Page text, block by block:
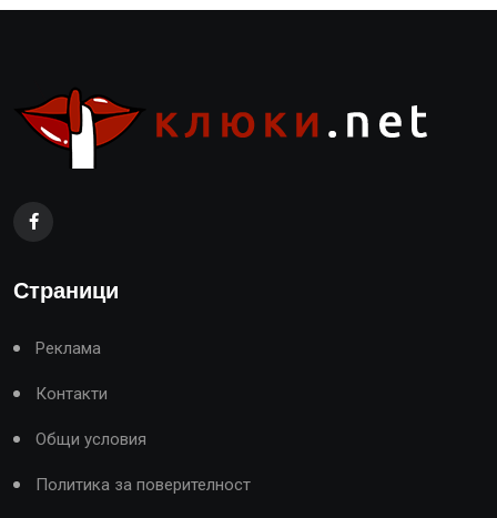
Страници
Реклама
Контакти
Общи условия
Политика за поверителност